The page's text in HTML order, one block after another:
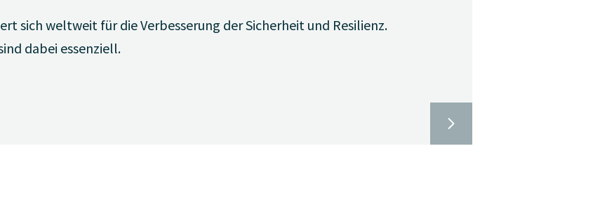
sich weltweit für die Verbesserung der Sicherheit und Resilienz.
dabei essenziell.